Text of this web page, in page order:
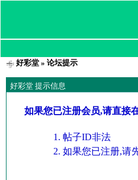
好彩堂» 论坛提示
好彩堂 提示信息
如果您已注册会员,请直接
帖子ID非法
如果您已注册,请